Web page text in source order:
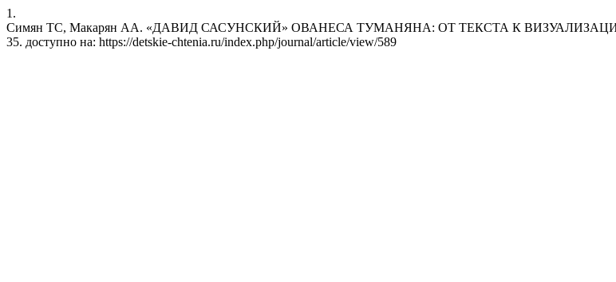
1.
Симян ТС, Макарян АА. «ДАВИД САСУНСКИЙ» ОВАНЕСА ТУМАНЯНА: ОТ ТЕКСТА К ВИЗУАЛИЗАЦИИ. ChR
35. доступно на: https://detskie-chtenia.ru/index.php/journal/article/view/589